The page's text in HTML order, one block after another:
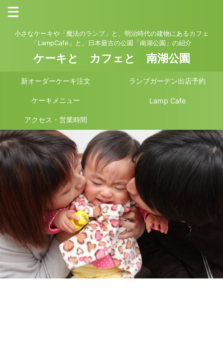
小さなケーキや「魔法のランプ」と、明治時代の建物にあるカフェ
「LampCafe」と、日本最古の公園「南湖公園」の紹介
ケーキと カフェと 南湖公園
新オーダーケーキ注文 ランプガーデン出店予約
ケーキメニュー Lamp Cafe
アクセス・営業時間